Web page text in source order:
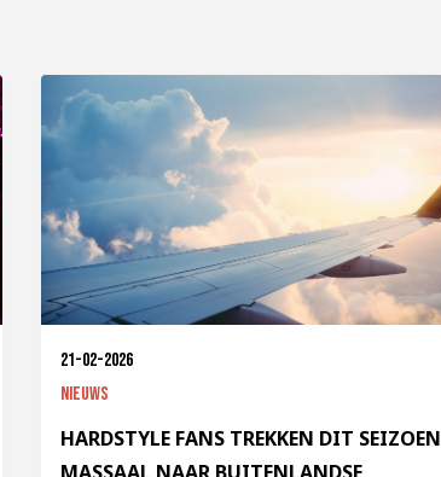
21-02-2026
Nieuws
HARDSTYLE FANS TREKKEN DIT SEIZOEN